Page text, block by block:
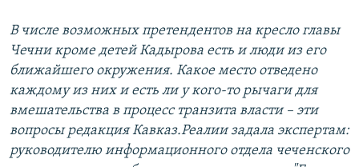
В числе возможных претендентов на кресло главы
Чечни кроме детей Кадырова есть и люди из его
ближайшего окружения. Какое место отведено
каждому из них и есть ли у кого-то рычаги для
вмешательства в процесс транзита власти – эти
вопросы редакция Кавказ.Реалии задала экспертам:
руководителю информационного отдела чеченского